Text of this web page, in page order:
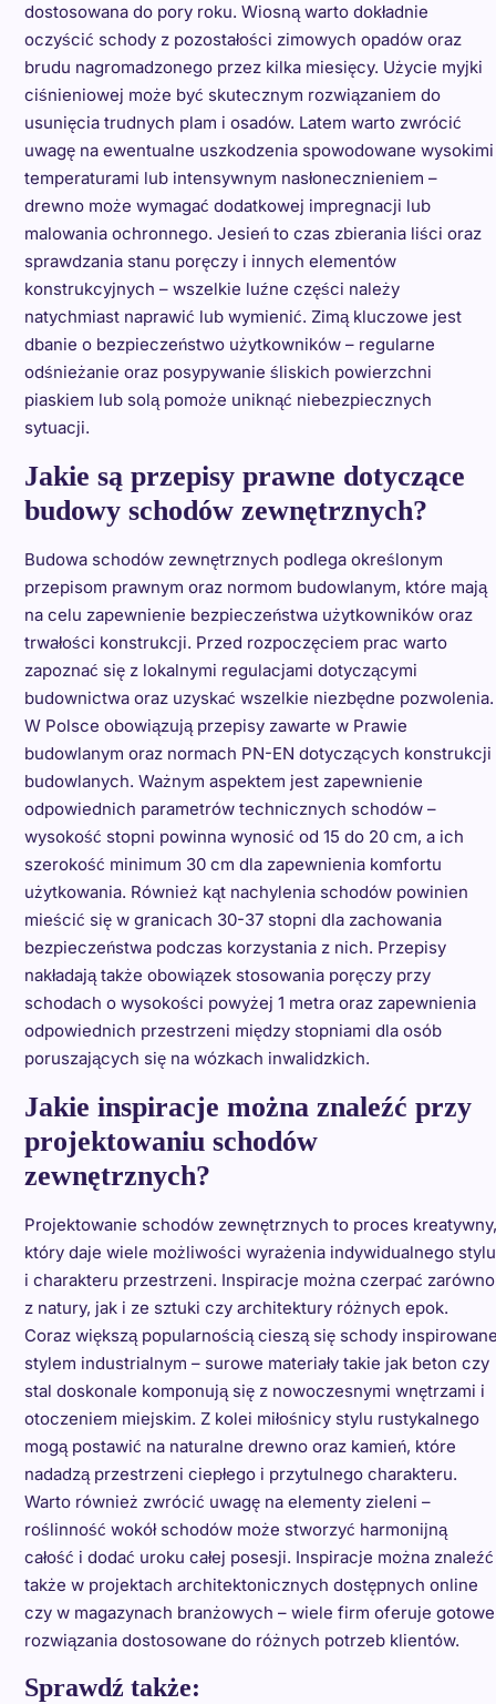
dostosowana do pory roku. Wiosną warto dokładnie
oczyścić schody z pozostałości zimowych opadów oraz
brudu nagromadzonego przez kilka miesięcy. Użycie myjki
ciśnieniowej może być skutecznym rozwiązaniem do
usunięcia trudnych plam i osadów. Latem warto zwrócić
uwagę na ewentualne uszkodzenia spowodowane wysokimi
temperaturami lub intensywnym nasłonecznieniem –
drewno może wymagać dodatkowej impregnacji lub
malowania ochronnego. Jesień to czas zbierania liści oraz
sprawdzania stanu poręczy i innych elementów
konstrukcyjnych – wszelkie luźne części należy
natychmiast naprawić lub wymienić. Zimą kluczowe jest
dbanie o bezpieczeństwo użytkowników – regularne
odśnieżanie oraz posypywanie śliskich powierzchni
piaskiem lub solą pomoże uniknąć niebezpiecznych
sytuacji.
Jakie są przepisy prawne dotyczące
budowy schodów zewnętrznych?
Budowa schodów zewnętrznych podlega określonym
przepisom prawnym oraz normom budowlanym, które mają
na celu zapewnienie bezpieczeństwa użytkowników oraz
trwałości konstrukcji. Przed rozpoczęciem prac warto
zapoznać się z lokalnymi regulacjami dotyczącymi
budownictwa oraz uzyskać wszelkie niezbędne pozwolenia.
W Polsce obowiązują przepisy zawarte w Prawie
budowlanym oraz normach PN-EN dotyczących konstrukcji
budowlanych. Ważnym aspektem jest zapewnienie
odpowiednich parametrów technicznych schodów –
wysokość stopni powinna wynosić od 15 do 20 cm, a ich
szerokość minimum 30 cm dla zapewnienia komfortu
użytkowania. Również kąt nachylenia schodów powinien
mieścić się w granicach 30-37 stopni dla zachowania
bezpieczeństwa podczas korzystania z nich. Przepisy
nakładają także obowiązek stosowania poręczy przy
schodach o wysokości powyżej 1 metra oraz zapewnienia
odpowiednich przestrzeni między stopniami dla osób
poruszających się na wózkach inwalidzkich.
Jakie inspiracje można znaleźć przy
projektowaniu schodów
zewnętrznych?
Projektowanie schodów zewnętrznych to proces kreatywny,
który daje wiele możliwości wyrażenia indywidualnego stylu
i charakteru przestrzeni. Inspiracje można czerpać zarówno
z natury, jak i ze sztuki czy architektury różnych epok.
Coraz większą popularnością cieszą się schody
stylem industrialnym – surowe materiały takie jak beton czy
stal doskonale komponują się z nowoczesnymi wnętrzami i
otoczeniem miejskim. Z kolei miłośnicy stylu rustykalnego
mogą postawić na naturalne drewno oraz kamień, które
nadadzą przestrzeni ciepłego i przytulnego charakteru.
Warto również zwrócić uwagę na elementy zieleni –
roślinność wokół schodów może stworzyć harmonijną
całość i dodać uroku całej posesji. Inspiracje można znaleźć
także w projektach architektonicznych dostępnych online
czy w magazynach branżowych – wiele firm oferuje gotowe
rozwiązania dostosowane do różnych potrzeb klientów.
Sprawdź także: